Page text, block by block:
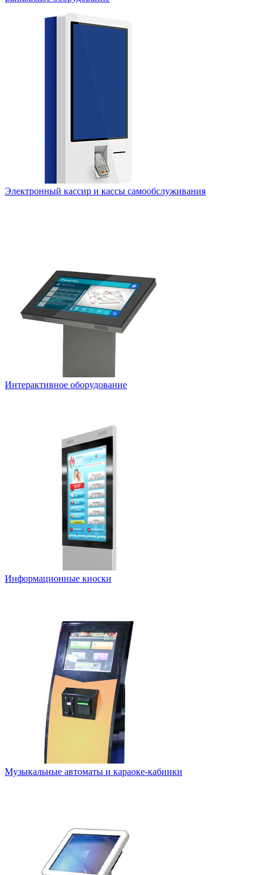
Электронный кассир и кассы самообслуживания
Интерактивное оборудование
Информационные киоски
Музыкальные автоматы и караоке-кабинки